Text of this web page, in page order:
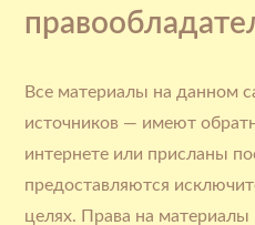
Все материалы на данном
источников — имеют
интернете или присланы
предоставляются
целях. Права на